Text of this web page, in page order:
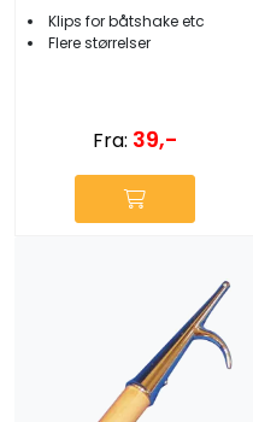
Klips for båtshake etc
Flere størrelser
Fra: 39,-